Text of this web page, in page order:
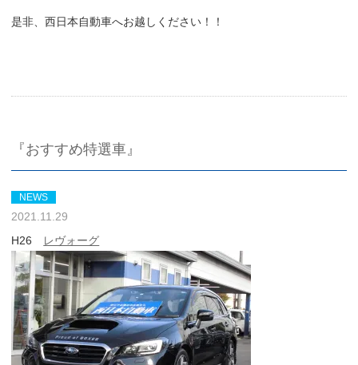
是非、西日本自動車へお越しください！！
『おすすめ特選車』
NEWS
2021.11.29
H26
レヴォーグ